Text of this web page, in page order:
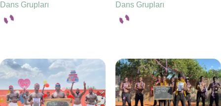
Dans Grupları Dans Grupları